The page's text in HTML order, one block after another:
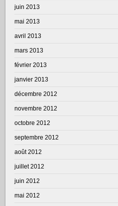
juin 2013
mai 2013
avril 2013
mars 2013
février 2013
janvier 2013
décembre 2012
novembre 2012
octobre 2012
septembre 2012
août 2012
juillet 2012
juin 2012
mai 2012